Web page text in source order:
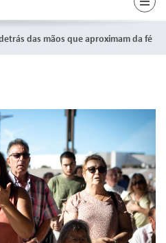
das mãos que aproximam da fé